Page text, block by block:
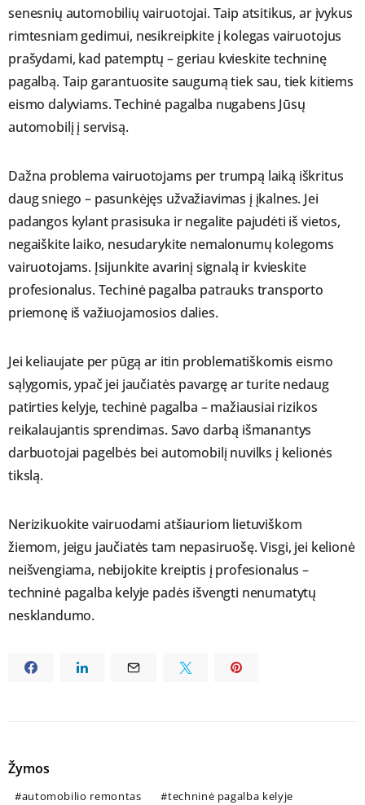
senesnių automobilių vairuotojai. Taip atsitikus, ar įvykus
rimtesniam gedimui, nesikreipkite į kolegas vairuotojus
prašydami, kad patemptų – geriau kvieskite techninę
pagalbą. Taip garantuosite saugumą tiek sau, tiek kitiems
eismo dalyviams. Techinė pagalba nugabens Jūsų
automobilį į servisą.
Dažna problema vairuotojams per trumpą laiką iškritus
daug sniego – pasunkėjęs užvažiavimas į įkalnes. Jei
padangos kylant prasisuka ir negalite pajudėti iš vietos,
negaiškite laiko, nesudarykite nemalonumų kolegoms
vairuotojams. Įsijunkite avarinį signalą ir kvieskite
profesionalus. Techinė pagalba patrauks transporto
priemonę iš važiuojamosios dalies.
Jei keliaujate per pūgą ar itin problematiškomis eismo
sąlygomis, ypač jei jaučiatės pavargę ar turite nedaug
patirties kelyje, techinė pagalba – mažiausiai rizikos
reikalaujantis sprendimas. Savo darbą išmanantys
darbuotojai pagelbės bei automobilį nuvilks į kelionės
tikslą.
Nerizikuokite vairuodami atšiauriom lietuviškom
žiemom, jeigu jaučiatės tam nepasiruošę. Visgi, jei kelionė
neišvengiama, nebijokite kreiptis į profesionalus –
techninė pagalba kelyje padės išvengti nenumatytų
nesklandumo.
Žymos
automobilio remontas techninė pagalba kelyje